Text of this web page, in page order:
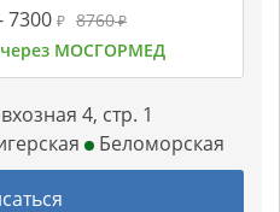
7300 ₽ 8760₽
через МОСГОРМЕД
4, стр. 1
Беломорская